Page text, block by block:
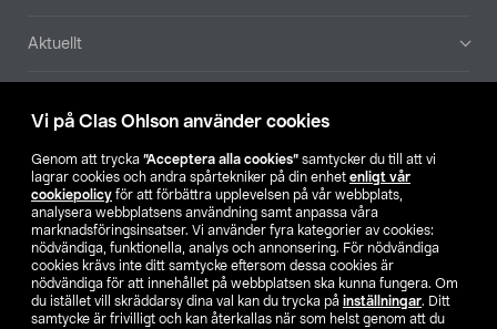
Vi på Clas Ohlson använder cookies
Genom att trycka ”Acceptera alla cookies” samtycker du till att vi
lagrar cookies och andra spårtekniker på din enhet enligt vår
cookiepolicy för att förbättra upplevelsen på vår webbplats,
analysera webbplatsens användning samt anpassa våra
marknadsföringsinsatser. Vi använder fyra kategorier av cookies:
nödvändiga, funktionella, analys och annonsering. För nödvändiga
cookies krävs inte ditt samtycke eftersom dessa cookies är
nödvändiga för att innehållet på webbplatsen ska kunna fungera. Om
du istället vill skräddarsy dina val kan du trycka på inställningar. Ditt
samtycke är frivilligt och kan återkallas när som helst genom att du
Aktuellt
Hitta butik
SE NO FI